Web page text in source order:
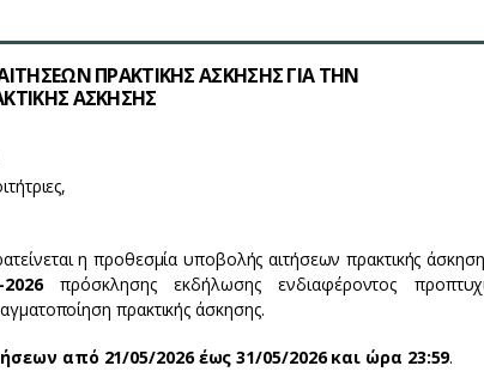
ΠΡΑΚΤΙΚΗΣ ΑΣΚΗΣΗΣ ΓΙΑ ΤΗΝ
ΑΣΚΗΣΗΣ
η προθεσμία υποβολής αιτήσεων πρακτικής
πρόσκλησης εκδήλωσης ενδιαφέροντος
πρακτικής άσκησης.
από 21/05/2026 έως 31/05/2026 και ώρα 23:59.